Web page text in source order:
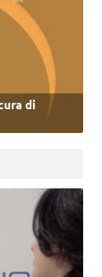
di